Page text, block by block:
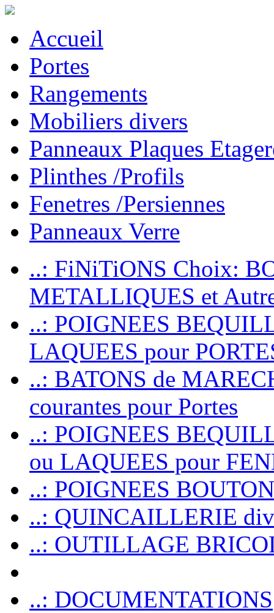
Accueil
Portes
Rangements
Mobiliers divers
Panneaux Plaques
Plinthes /Profils
Fenetres /Persiennes
Panneaux Verre
..: FiNiTiONS Choix:
METALLIQUES et
..: POIGNEES
LAQUEES pour
..: BATONS de
courantes pour Portes
..: POIGNEES
ou LAQUEES pour
..: POIGNEES
..: QUINCAILLERIE
..: OUTILLAGE
..: DOCUMENTATIONS